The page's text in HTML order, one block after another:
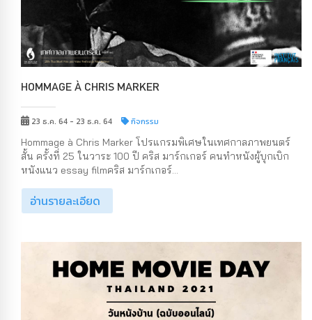
HOMMAGE À CHRIS MARKER
23 ธ.ค. 64 - 23 ธ.ค. 64 กิจกรรม
Hommage à Chris Marker โปรแกรมพิเศษในเทศกาลภาพยนตร์
สั้น ครั้งที่ 25 ในวาระ 100 ปี คริส มาร์กเกอร์ คนทำหนังผู้บุกเบิก
หนังแนว essay filmคริส มาร์กเกอร์...
อ่านรายละเอียด